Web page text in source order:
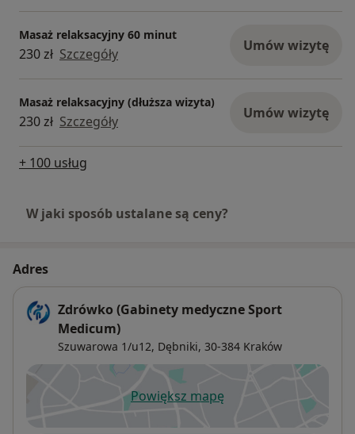
Masaż relaksacyjny 60 minut
230 zł Szczegóły Umów wizytę
Masaż relaksacyjny (dłuższa wizyta)
230 zł Szczegóły Umów wizytę
+ 100 usług
W jaki sposób ustalane są ceny?
Adres
Zdrówko (Gabinety medyczne Sport
Medicum)
Szuwarowa 1/u12, Dębniki, 30-384 Kraków
Powiększ mapęotwiera się w nowej karcie